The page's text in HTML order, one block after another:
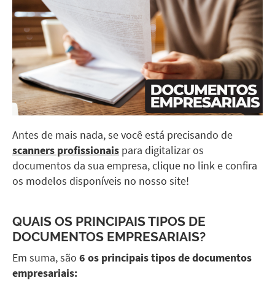
Antes de mais nada, se você está precisando de
scanners profissionais para digitalizar os
documentos da sua empresa, clique no link e confira
os modelos disponíveis no nosso site!
QUAIS OS PRINCIPAIS TIPOS DE
DOCUMENTOS EMPRESARIAIS?
Em suma, são 6 os principais tipos de documentos
empresariais: